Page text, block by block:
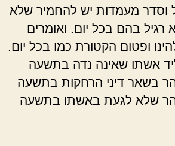
וסדר מעמדות יש להחמיר שלא
בהם בכל יום. ואומרים
ופטום הקטורת כמו בכל יום.
אשתו שאינה נדה בתשעה
בשאר דיני הרחקות בתשעה
שלא לגעת באשתו בתשעה